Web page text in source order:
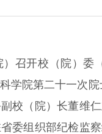
开校（院）委
学院第二十一次
校（院）长董维
委组织部纪检监